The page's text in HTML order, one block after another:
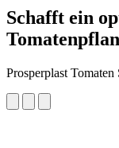
Schafft ein
Prosperplast Tomaten